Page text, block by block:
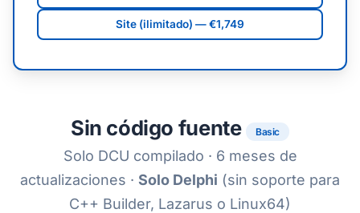
Site (ilimitado) — €1,749
Sin código fuente Basic
Solo DCU compilado · 6 meses de
actualizaciones · Solo Delphi (sin soporte para
C++ Builder, Lazarus o Linux64)